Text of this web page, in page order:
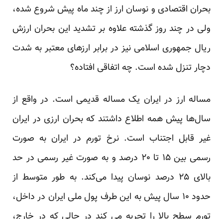
بحران اقتصادی و نوسان ارز از چند ماه پیش شروع شده،
ولی در چند روز گذشته علاوه بر تشدید این بحران ارزش
ریال جمهوری اسلامی نیز در برابر ارزهای معتبر به شدت
دچار تنزل شده است. چه اتفاقی افتاده؟
مساله ارز در ایران یک مساله قدیمی است. در واقع از
سال‌ها پیش همه اطلاع داشتند که بحران ارزی در ایران
غیر قابل اجتناب است. نرخ تورم در ایران به صورت
رسمی بین ۱۵ تا ۲۰ درصد و به صورت غیر رسمی در حد
بالای ۲۵ درصد نوسان پیدا می‌کند. به طور متوسط از
حدود ۱۰ سال پیش به این طرف پول ملی ایران در داخل،